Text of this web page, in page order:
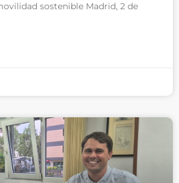
sostenible Madrid, 2 de